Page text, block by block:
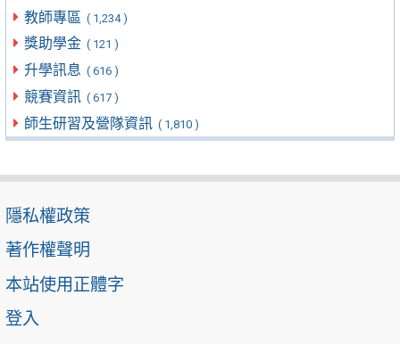
教師專區 ( 1,234 )
獎助學金 ( 121 )
升學訊息 ( 616 )
競賽資訊 ( 617 )
師生研習及營隊資訊 ( 1,810 )
隱私權政策
著作權聲明
本站使用正體字
登入